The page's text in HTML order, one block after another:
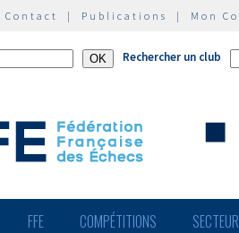
Contact | Publications | Mon
Rechercher un club
FFE COMPÉTITIONS